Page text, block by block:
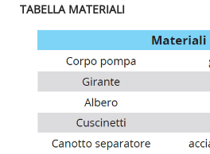
TABELLA MATERIALI